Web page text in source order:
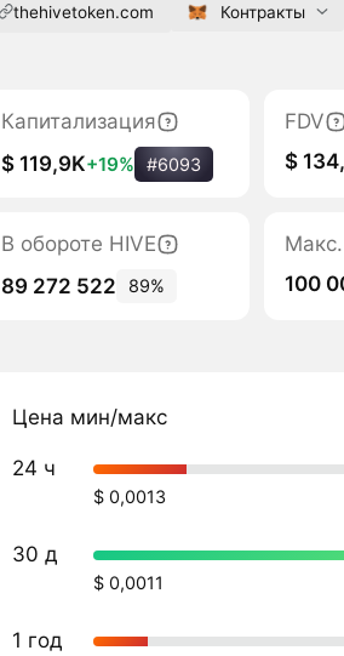
thehivetoken.com Контракты
Капитализация
$ 119,9K+19% #6093
FDV
$
В обороте HIVE
89 272 522
89%
100
Цена мин/макс
24 ч
$ 0,0013
30 д
$ 0,0011
1 год